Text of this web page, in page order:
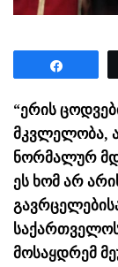
“ერის
მკვლელობა,
ნორმალურ
ეს ხომ არ
მოსაყდრემ